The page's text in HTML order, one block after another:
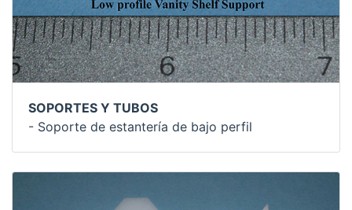
SOPORTES Y TUBOS
- Soporte de estantería de bajo perfil